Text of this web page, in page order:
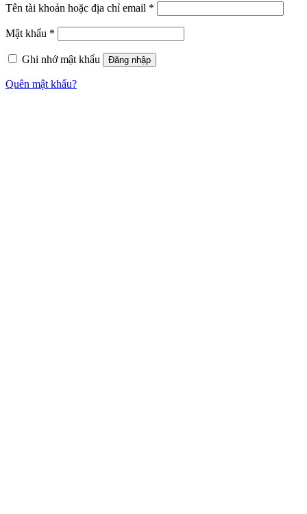
Tên tài khoản hoặc địa chỉ email *
buộc
Mật khẩu *
buộc
Ghi nhớ mật khẩu
Đăng nhập
Quên mật khẩu?